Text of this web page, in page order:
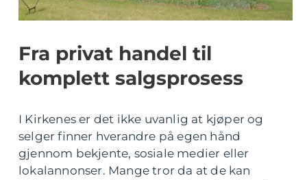
Fra privat handel til
komplett salgsprosess
I Kirkenes er det ikke uvanlig at kjøper og
selger finner hverandre på egen hånd
gjennom bekjente, sosiale medier eller
lokalannonser. Mange tror da at de kan